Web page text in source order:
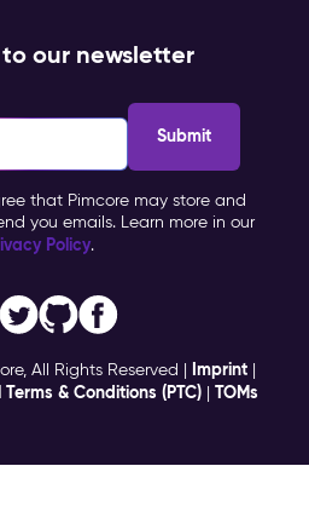
our newsletter
that Pimcore may store and
you emails. Learn more in our
Policy.
All Rights Reserved | Imprint|
& Conditions (PTC) | TOMs